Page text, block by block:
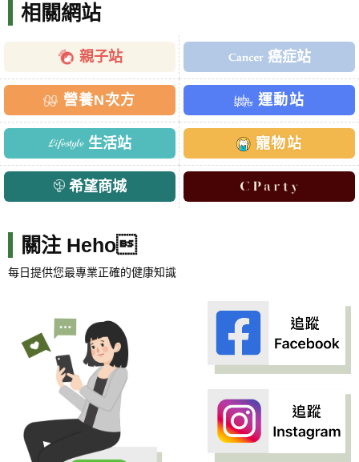
相關網站
親子站 癌症站
營養N次方 運動站
生活站 寵物站
希望商城
關注 Heho
每日提供您最專業正確的健康知識